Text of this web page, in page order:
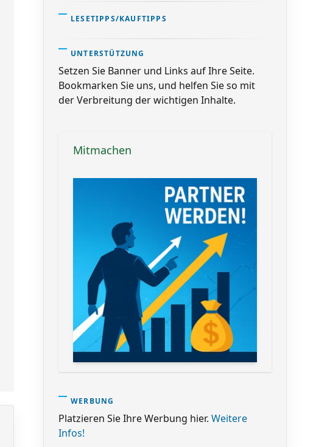
LESETIPPS/KAUFTIPPS
UNTERSTÜTZUNG
Setzen Sie Banner und Links auf Ihre Seite.
Bookmarken Sie uns, und helfen Sie so mit
der Verbreitung der wichtigen Inhalte.
Mitmachen
WERBUNG
Platzieren Sie Ihre Werbung hier. Weitere
Infos!